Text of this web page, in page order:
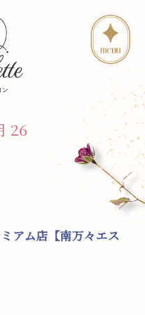
26
アム店【南万々エス